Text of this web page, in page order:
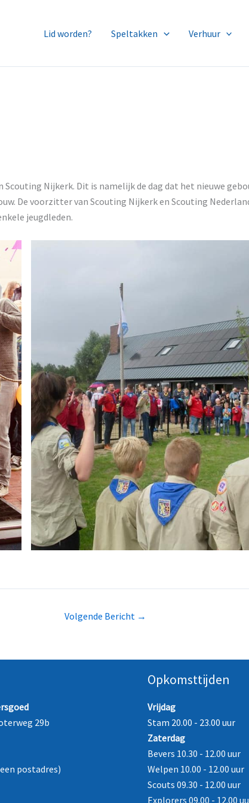
Lid worden? Speltakken Verhuur
Nijkerk. Dit is namelijk de dag dat het nieuwe
De voorzitter van Scouting Nijkerk en Scouting
jeugdleden.
Volgende Bericht →
29b
postadres)
Opkomsttijden
Vrijdag
Stam 20.00 - 23.00 uur
Zaterdag
Bevers 10.30 - 12.00 uur
Welpen 10.00 - 12.00 uur
Scouts 09.30 - 12.00 uur
Explorers 09.00 - 12.00